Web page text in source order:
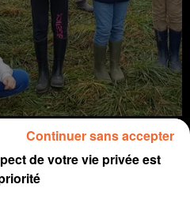
de votre vie privée est
Continuer sans accepter